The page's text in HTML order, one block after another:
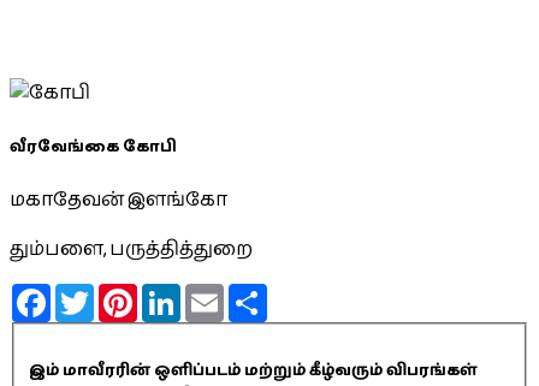
வீரவேங்கை கோபி
மகாதேவன் இளங்கோ
தும்பளை, பருத்தித்துறை
FacebookTwitterPinterestLinkedInEmail
இம் மாவீரரின் ஒளிப்படம் மற்றும் கீழ்வரும் விபரங்கள்